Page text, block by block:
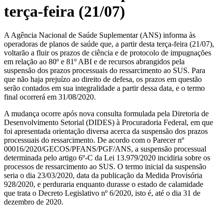
terça-feira (21/07)
A Agência Nacional de Saúde Suplementar (ANS) informa às
operadoras de planos de saúde que, a partir desta terça-feira (21/07),
voltarão a fluir os prazos de ciência e de protocolo de impugnações
em relação ao 80º e 81º ABI e de recursos abrangidos pela
suspensão dos prazos processuais do ressarcimento ao SUS. Para
que não haja prejuízo ao direito de defesa, os prazos em questão
serão contados em sua integralidade a partir dessa data, e o termo
final ocorrerá em 31/08/2020.
A mudança ocorre após nova consulta formulada pela Diretoria de
Desenvolvimento Setorial (DIDES) à Procuradoria Federal, em que
foi apresentada orientação diversa acerca da suspensão dos prazos
processuais do ressarcimento. De acordo com o Parecer nº
00016/2020/GECOS/PFANS/PGF/ANS, a suspensão processual
determinada pelo artigo 6º-C da Lei 13.979/2020 incidiria sobre os
processos de ressarcimento ao SUS. O termo inicial da suspensão
seria o dia 23/03/2020, data da publicação da Medida Provisória
928/2020, e perduraria enquanto durasse o estado de calamidade
que trata o Decreto Legislativo nº 6/2020, isto é, até o dia 31 de
dezembro de 2020.